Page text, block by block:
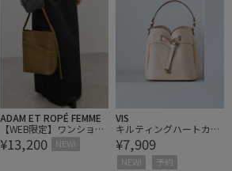
ADAM ET ROPÉ FEMME
【WEB限定】ワンショル
ダーミドルバッグ
¥13,200 NEW!
VIS
キルティングハートカッ
トバッグ
¥7,909
NEW! 予約